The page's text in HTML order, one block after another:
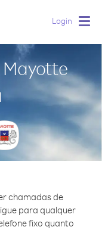
Login
chamadas de
para qualquer
fixo quanto